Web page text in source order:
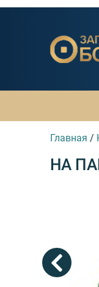
Главная /
НА